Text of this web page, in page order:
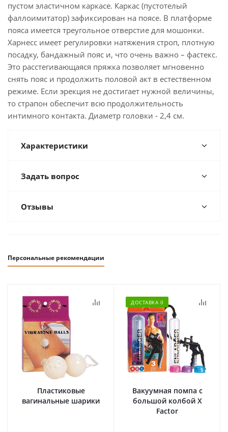
пустом эластичном каркасе. Каркас (пустотелый
фаллоимитатор) зафиксирован на поясе. В платформе
пояса имеется треугольное отверстие для мошонки.
Харнесс имеет регулировки натяжения строп, плотную
посадку, бандажный пояс и, что очень важно – фастекс.
Это расстегивающаяся пряжка позволяет мгновенно
снять пояс и продолжить половой акт в естественном
режиме. Если эрекция не достигает нужной величины,
то страпон обеспечит всю продолжительность
интимного контакта. Диаметр головки - 2,4 см.
Характеристики
Задать вопрос
Отзывы
Персональные рекомендации
Пластиковые
вагинальные шарики
ДОСТАВКА 0
Вакуумная помпа с
большой колбой X
Factor